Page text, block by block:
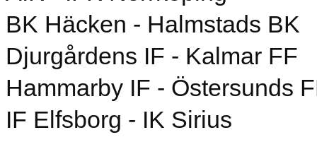
BK Häcken - Halmstads BK
Djurgårdens IF - Kalmar FF
Hammarby IF - Östersunds
IF Elfsborg - IK Sirius